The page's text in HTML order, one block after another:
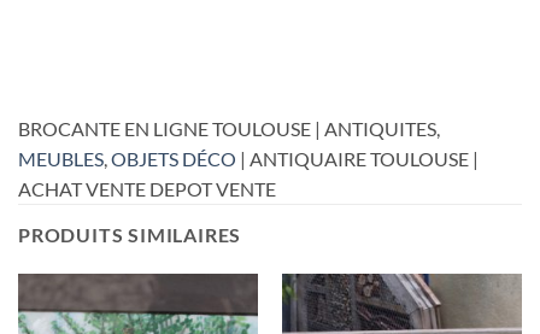
BROCANTE EN LIGNE TOULOUSE | ANTIQUITES,
MEUBLES,OBJETS DÉCO | ANTIQUAIRE TOULOUSE |
ACHAT VENTE DEPOT VENTE
PRODUITS SIMILAIRES